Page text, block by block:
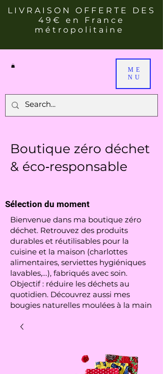
LIVRAISON OFFERTE DES
49€ en France
métropolitaine
ME
NU
Sélection du moment
Boutique zéro déchet
& éco‑responsable
Bienvenue dans ma boutique zéro
déchet. Retrouvez des produits
durables et réutilisables pour la
cuisine et la maison (charlottes
alimentaires, serviettes hygiéniques
lavables,…), fabriqués avec soin.
Objectif : réduire les déchets au
quotidien. Découvrez aussi mes
bougies naturelles moulées à la main